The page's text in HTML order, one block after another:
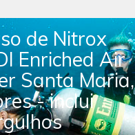
de Nitrox
Enriched Air
Santa Maria,
- inclui